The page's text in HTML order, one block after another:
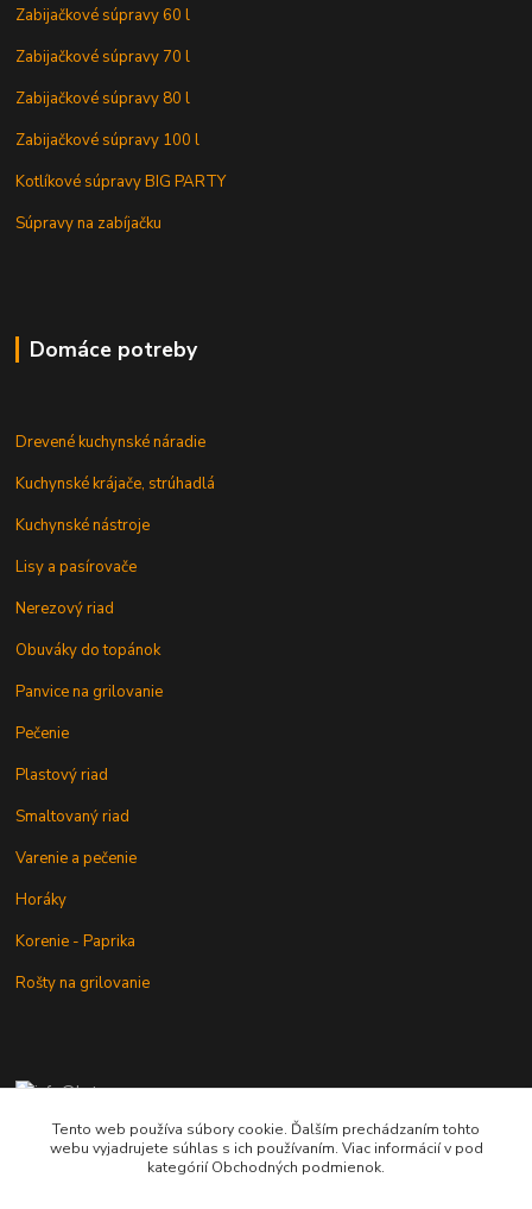
Zabijačkové súpravy 60 l
Zabijačkové súpravy 70 l
Zabijačkové súpravy 80 l
Zabijačkové súpravy 100 l
Kotlíkové súpravy BIG PARTY
Súpravy na zabíjačku
Domáce potreby
Drevené kuchynské náradie
Kuchynské krájače, strúhadlá
Kuchynské nástroje
Lisy a pasírovače
Nerezový riad
Obuváky do topánok
Panvice na grilovanie
Pečenie
Plastový riad
Smaltovaný riad
Varenie a pečenie
Horáky
Korenie - Paprika
Rošty na grilovanie
+421 902 212 007
od 8:00 - do 16:00 hod
Tento web používa súbory cookie. Ďalším prechádzaním tohto
webu vyjadrujete súhlas s ich používaním. Viac informácií v pod
kategórií Obchodných podmienok.